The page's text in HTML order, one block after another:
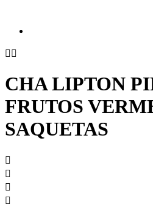
 
CHA LIPTON
FRUTOS
SAQUETAS



